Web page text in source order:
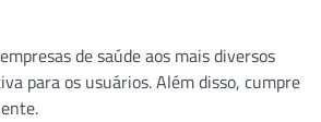
de saúde aos mais diversos
para os usuários. Além disso, cumpre